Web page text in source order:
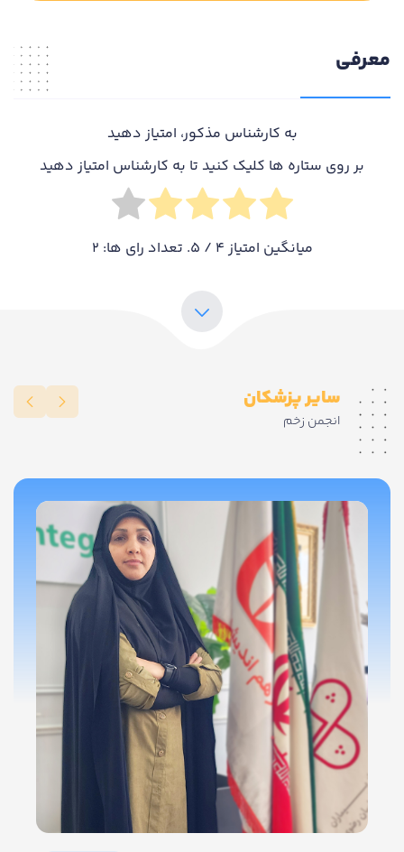
معرفی
به کارشناس مذکور، امتیاز دهید
بر روی ستاره ها کلیک کنید تا به کارشناس امتیاز دهید
میانگین امتیاز 4 / 5. تعداد رای ها: 2
سایر پزشکان
انجمن زخم